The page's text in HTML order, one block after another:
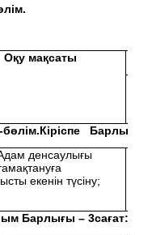
Оқу мақсаты
бөлім.Кіріспе Барлығы
денсаулығы
екенін түсіну;
Барлығы –3сағат: